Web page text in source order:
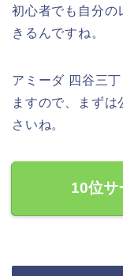
初心者でも自分の
きるんですね。
アミーダ 四谷三
ますので、まず
さいね。
10位サ